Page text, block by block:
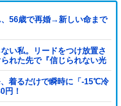
56歳で再婚→新しい命まで
い私。リードをつけ放置さ
れた先で『信じられない光
呼ぶも犬と取り残され
着るだけで瞬時に「-15℃冷
円！